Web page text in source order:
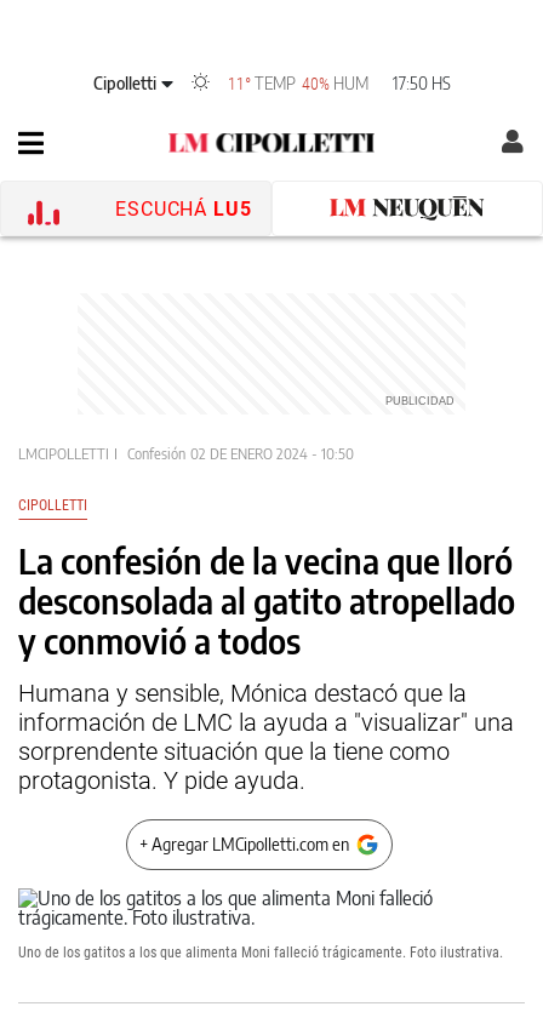
Cipolletti 11° TEMP 40% HUM 17:50 HS
ESCUCHÁ LU5
LMCIPOLLETTI Confesión 02 DE ENERO 2024 - 10:50
CIPOLLETTI
La confesión de la vecina que lloró
desconsolada al gatito atropellado
y conmovió a todos
Humana y sensible, Mónica destacó que la
información de LMC la ayuda a "visualizar" una
sorprendente situación que la tiene como
protagonista. Y pide ayuda.
+ Agregar LMCipolletti.com en
Uno de los gatitos a los que alimenta Moni falleció trágicamente. Foto ilustrativa.